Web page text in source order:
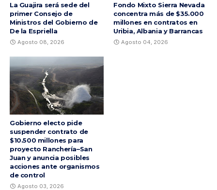
La Guajira será sede del
primer Consejo de
Ministros del Gobierno de
De la Espriella
Agosto 08, 2026
Fondo Mixto Sierra Nevada
concentra más de $35.000
millones en contratos en
Uribia, Albania y Barrancas
Agosto 04, 2026
Gobierno electo pide
suspender contrato de
$10.500 millones para
proyecto Ranchería–San
Juan y anuncia posibles
acciones ante organismos
de control
Agosto 03, 2026